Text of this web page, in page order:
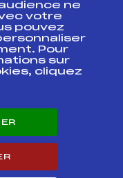
Suivi
ne
votre
pouvez
Pour
sur
cliquez